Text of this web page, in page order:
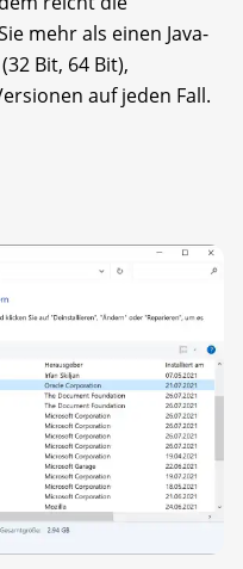
mehr als einen Java-
Bit, 64 Bit),
auf jeden Fall.